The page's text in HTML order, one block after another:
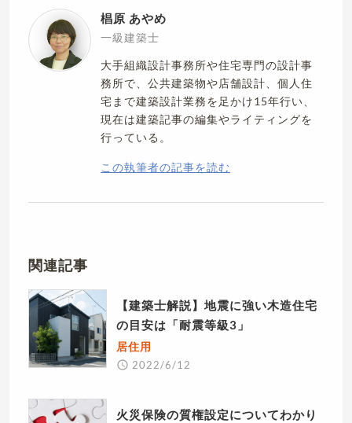
椙原 あやめ
一級建築士
大手組織設計事務所や住宅専門の設計事
務所で、公共建築物や店舗設計、個人住
宅まで建築設計業務を足かけ15年行い、
現在は建築記事の編集やライティングを
行っている。
この執筆者の記事を読む
関連記事
【建築士解説】地震に強い木造住宅
の目安は「耐震等級3」
居住用
2022/6/12
火災保険の質権設定についてわかり